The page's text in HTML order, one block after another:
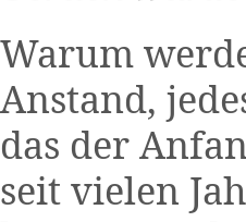
Warum
Anstand,
das der
seit vielen